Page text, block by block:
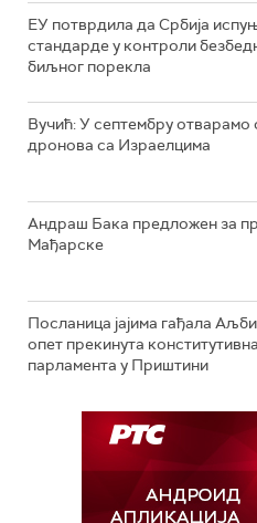
ЕУ потврдила да Србија
стандарде у контроли
биљног порекла
Вучић: У септембру отварамо
дронова са Израелцима
Андраш Бакa предложен за
Мађарске
Посланица јајима гађала
опет прекинута
парламента у Приштини